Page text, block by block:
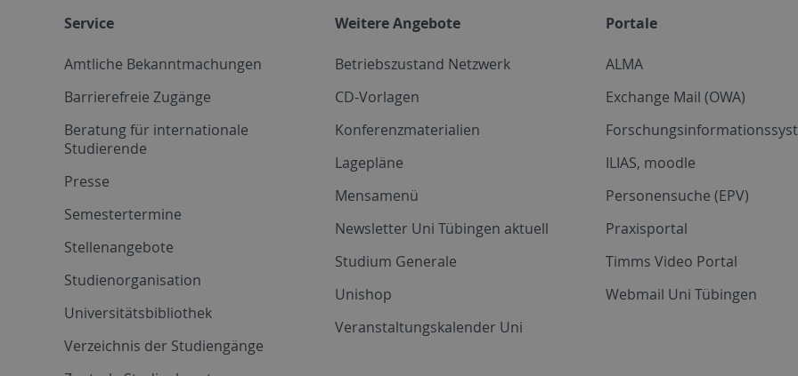
Service
Amtliche Bekanntmachungen
Barrierefreie Zugänge
Beratung für internationale
Studierende
Presse
Semestertermine
Stellenangebote
Studienorganisation
Universitätsbibliothek
Verzeichnis der Studiengänge
Weitere Angebote
Betriebszustand Netzwerk
CD-Vorlagen
Konferenzmaterialien
Lagepläne
Mensamenü
Newsletter Uni Tübingen aktuell
Studium Generale
Unishop
Veranstaltungskalender Uni
Portale
ALMA
Exchange Mail (OWA)
ILIAS, moodle
Personensuche (EPV)
Praxisportal
Timms Video Portal
Webmail Uni Tübingen